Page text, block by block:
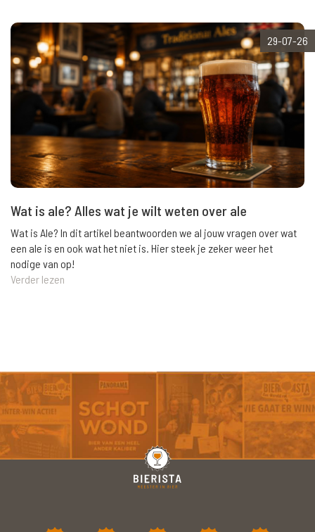
29-07-26
Wat is ale? Alles wat je wilt weten over ale
Wat is Ale? In dit artikel beantwoorden we al jouw vragen over wat
een ale is en ook wat het niet is. Hier steek je zeker weer het
nodige van op!
Verder lezen